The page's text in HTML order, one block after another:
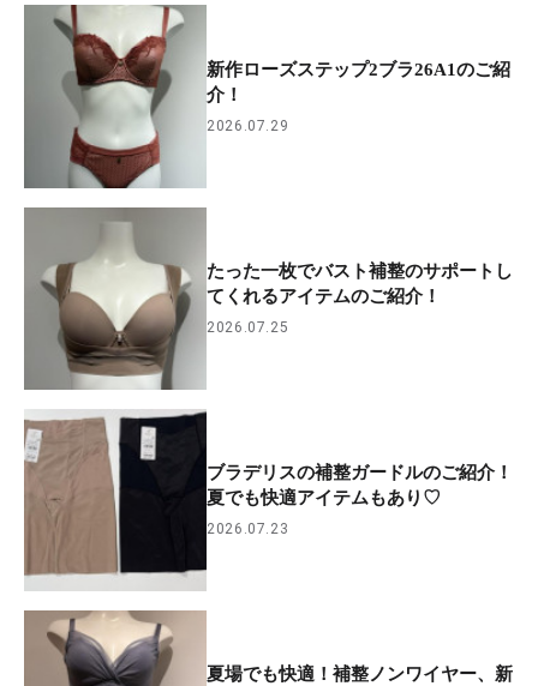
新作ローズステップ2ブラ26A1のご紹
介！
2026.07.29
たった一枚でバスト補整のサポートし
てくれるアイテムのご紹介！
2026.07.25
ブラデリスの補整ガードルのご紹介！
夏でも快適アイテムもあり♡
2026.07.23
夏場でも快適！補整ノンワイヤー、新